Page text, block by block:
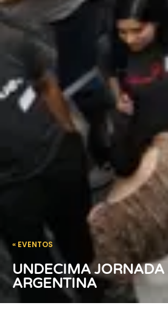
« EVENTOS
UNDECIMA
ARGENTINA